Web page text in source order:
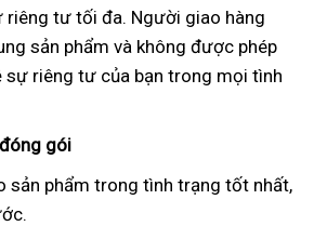
riêng tư tối đa. Người giao hàng
sản phẩm và không được phép
sự riêng tư của bạn trong mọi tình
gói
sản phẩm trong tình trạng tốt nhất,